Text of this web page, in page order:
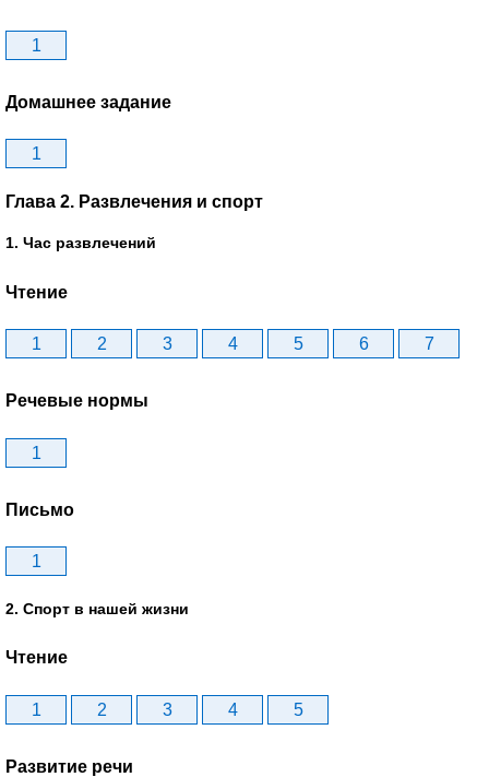
1
Домашнее задание
1
Глава 2. Развлечения и спорт
1. Час развлечений
Чтение
1 2 3 4 5 6 7
Речевые нормы
1
Письмо
1
2. Спорт в нашей жизни
Чтение
1 2 3 4 5
Развитие речи